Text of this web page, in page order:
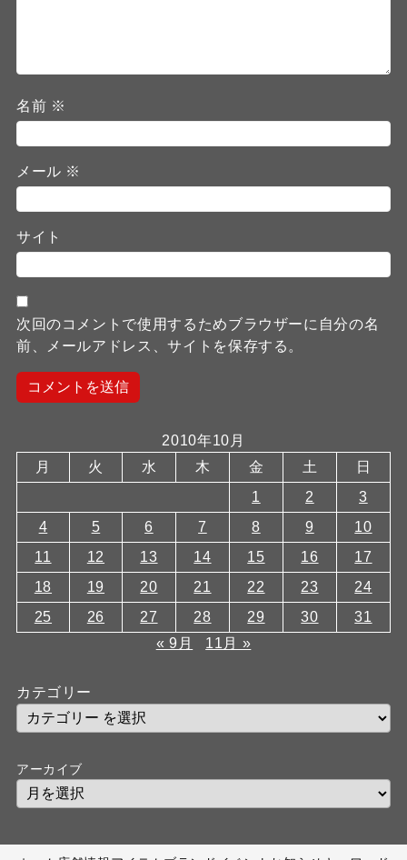
名前 ※
メール ※
サイト
次回のコメントで使用するためブラウザーに自分の名
前、メールアドレス、サイトを保存する。
2010年10月
月
火 水 木 金 土
日
1
2
3
4
5 6 7 8 9
10
11
12 13 14 15 16
17
18
19 20 21 22 23
24
25
26 27 28 29 30
31
« 9月
11月 »
カテゴリー
アーカイブ